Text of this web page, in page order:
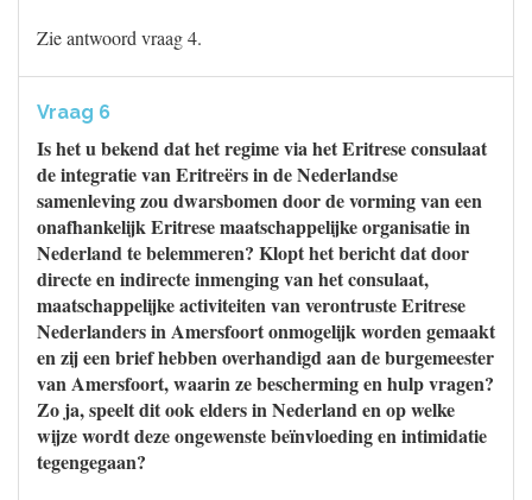
Zie antwoord vraag 4.
Vraag 6
Is het u bekend dat het regime via het Eritrese consulaat
de integratie van Eritreërs in de Nederlandse
samenleving zou dwarsbomen door de vorming van een
onafhankelijk Eritrese maatschappelijke organisatie in
Nederland te belemmeren? Klopt het bericht dat door
directe en indirecte inmenging van het consulaat,
maatschappelijke activiteiten van verontruste Eritrese
Nederlanders in Amersfoort onmogelijk worden gemaakt
en zij een brief hebben overhandigd aan de burgemeester
van Amersfoort, waarin ze bescherming en hulp vragen?
Zo ja, speelt dit ook elders in Nederland en op welke
wijze wordt deze ongewenste beïnvloeding en intimidatie
tegengegaan?